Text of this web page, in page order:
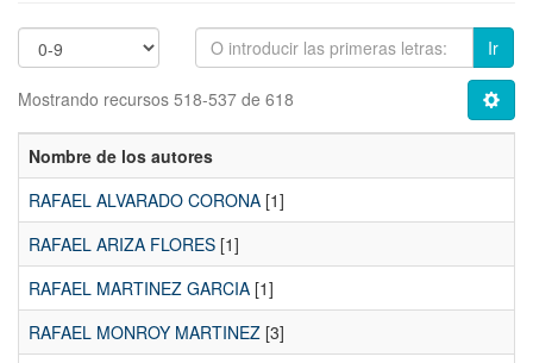
Ir
Mostrando recursos 518-537 de 618
Nombre de los autores
RAFAEL ALVARADO CORONA [1]
RAFAEL ARIZA FLORES [1]
RAFAEL MARTINEZ GARCIA [1]
RAFAEL MONROY MARTINEZ [3]